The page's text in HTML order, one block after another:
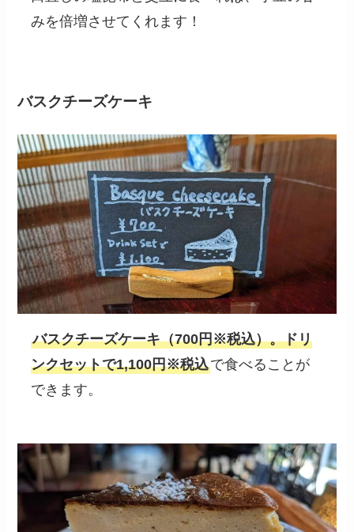
みを倍増させてくれます！
バスクチーズケーキ
バスクチーズケーキ（700円※税込）。ドリ
ンクセットで1,100円※税込で食べることが
できます。